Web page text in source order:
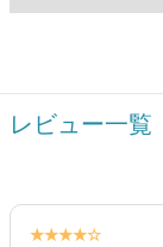
レビュー一覧
★★★★☆